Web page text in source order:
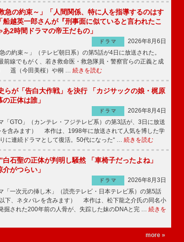
急の約束～」「人間関係、特に人を指導するのはす
越英一郎さんが『刑事面に似ていると言われたこ
2時間ドラマの帝王だもの」
ドラマ
2026年8月6日
の約束～」（テレビ朝日系）の第5話が4日に放送された。
線でもがく、若き救命医・救急隊員・警察官らの正義と成
遥（今田美桜）や桐 … 続きを読む
らが「告白大作戦」を決行 「カジサックの娘・梶原
正体は誰」
ドラマ
2026年8月4日
GTO」（カンテレ・フジテレビ系）の第3話が、3日に放送
を含みます） 本作は、1998年に放送されて人気を博した学
に連続ドラマとして復活。50代になった“ … 続きを読む
白石聖の正体が判明し騒然 「車椅子だったよね」
介がつらい」
ドラマ
2026年8月3日
一次元の挿し木」（読売テレビ・日本テレビ系）の第5話
下、ネタバレを含みます） 本作は、松下龍之介氏の同名小
掘された200年前の人骨が、失踪した妹のDNAと完 … 続きを
more »